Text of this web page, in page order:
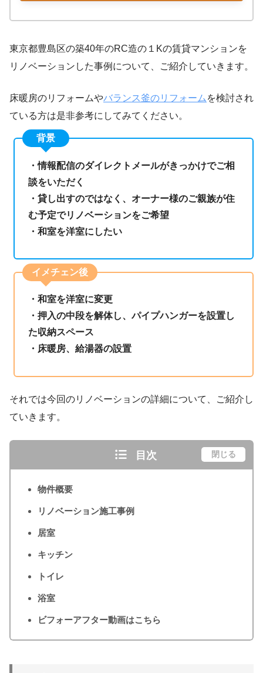
東京都豊島区の築40年のRC造の１Kの賃貸マンションを
リノベーションした事例について、ご紹介していきます。
床暖房のリフォームやバランス釜のリフォーム を検討され
ている方は是非参考にしてみてください。
背景
・情報配信のダイレクトメールがきっかけでご相
談をいただく
・貸し出すのではなく、オーナー様のご親族が住
む予定でリノベーションをご希望
・和室を洋室にしたい
イメチェン後
・和室を洋室に変更
・押入の中段を解体し、パイプハンガーを設置し
た収納スペース
・床暖房、給湯器の設置
それでは今回のリノベーションの詳細について、ご紹介し
ていきます。
目次 閉じる
物件概要
リノベーション施工事例
居室
キッチン
トイレ
浴室
ビフォーアフター動画はこちら